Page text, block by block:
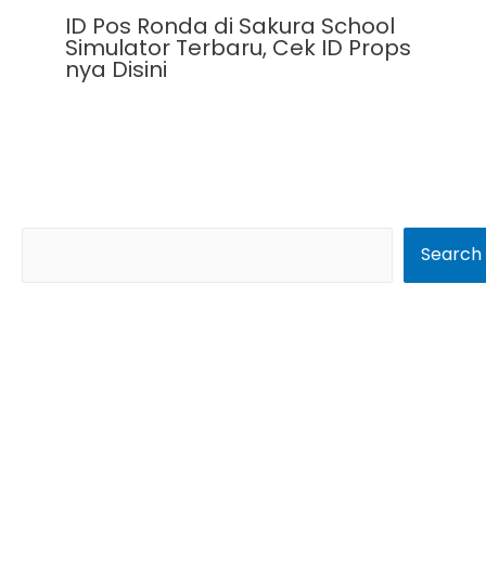
ID Pos Ronda di Sakura School
Simulator Terbaru, Cek ID Props
nya Disini
Search